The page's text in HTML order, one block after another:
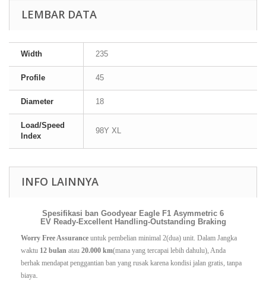
LEMBAR DATA
Width 235
Profile 45
Diameter 18
Load/Speed
Index
98Y XL
INFO LAINNYA
Spesifikasi ban Goodyear Eagle F1 Asymmetric 6
EV Ready-Excellent Handling-Outstanding Braking
Worry Free Assurance untuk pembelian minimal 2(dua) unit. Dalam Jangka
waktu 12 bulan atau 20.000 km(mana yang tercapai lebih dahulu), Anda
berhak mendapat penggantian ban yang rusak karena kondisi jalan gratis, tanpa
biaya